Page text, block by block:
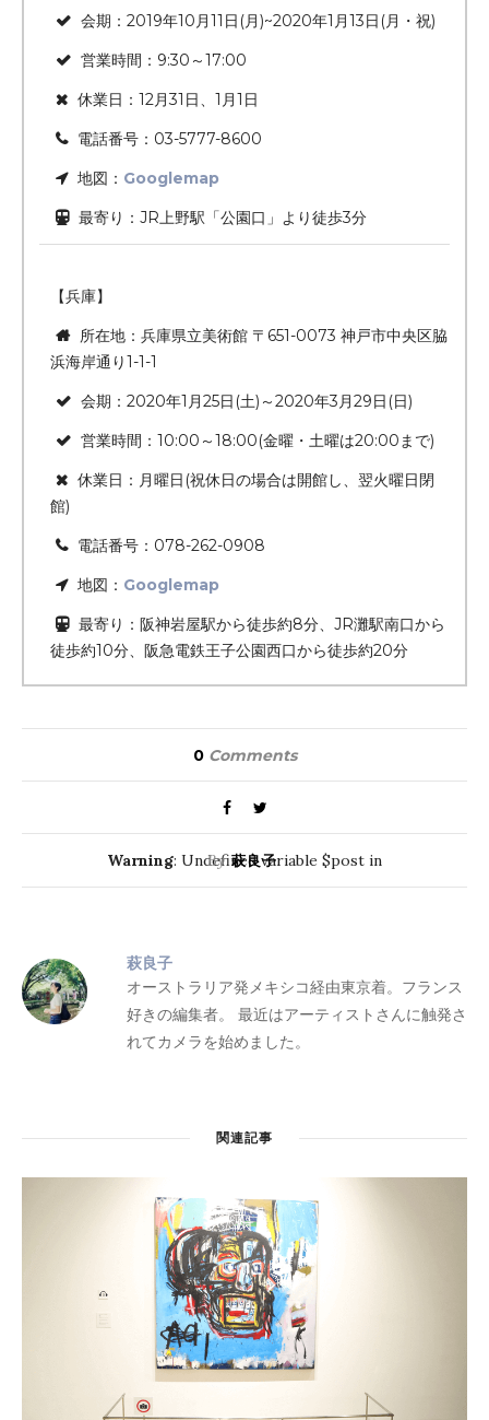
会期：2019年10月11日(月)~2020年1月13日(月・祝)
営業時間：9:30～17:00
休業日：12月31日、1月1日
電話番号：03-5777-8600
地図： Googlemap
最寄り：JR上野駅「公園口」より徒歩3分
【兵庫】
所在地：兵庫県立美術館 〒651-0073 神戸市中央区脇
浜海岸通り1-1-1
会期：2020年1月25日(土)～2020年3月29日(日)
営業時間：10:00～18:00(金曜・土曜は20:00まで)
休業日：月曜日(祝休日の場合は開館し、翌火曜日閉
館)
電話番号：078-262-0908
地図： Googlemap
最寄り：阪神岩屋駅から徒歩約8分、JR灘駅南口から
徒歩約10分、阪急電鉄王子公園西口から徒歩約20分
0Comments
Warning: Undefined variable $post in
content/plugins/redwood-core/inc/social_share.php
on line21
/home/providerlp/muterium.com/public_html/
content/plugins/redwood-core/inc/social_share.php
on line21
By 萩良子
萩良子
オーストラリア発メキシコ経由東京着。フランス
好きの編集者。 最近はアーティストさんに触発さ
れてカメラを始めました。
関連記事